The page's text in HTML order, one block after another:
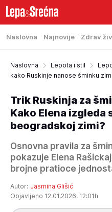
Naslovna Najnovije Zdrav
Naslovna Lepota i stil
kako Ruskinje nanose šminku zimi
Trik Ruskinja za
Kako Elena izgleda
beogradskoj zimi?
Osnovna pravila za
pokazuje Elena
brojne pratioce
Autor: Jasmina Glišić
Objavljeno 12.01.2026. 12:01h